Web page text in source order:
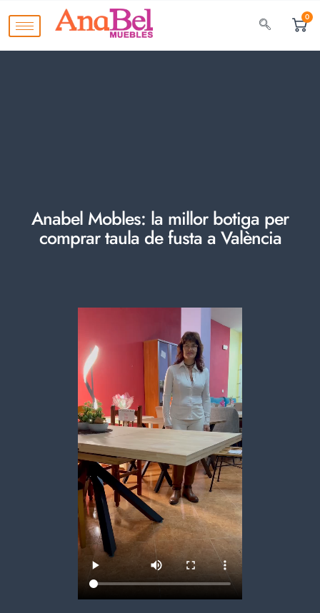
0
Anabel Mobles: la millor botiga per
comprar taula de fusta a València